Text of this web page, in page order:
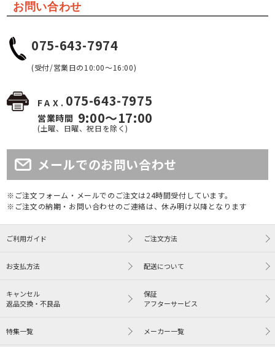
お問い合わせ
075-643-7974
(受付/営業日の10:00～16:00)
FAX. 075-643-7975
営業時間 9:00～17:00
(土曜、日曜、祝日を除く)
メールでのお問い合わせ
※ご注文フォーム・メールでのご注文は24時間受付しています。
※ご注文の納期・お問い合わせのご連絡は、休み明け以降となります
ご利用ガイド ご注文方法
お支払方法 配送について
キャンセル
返品交換・不良品
保証
アフターサービス
特集一覧 メーカー一覧